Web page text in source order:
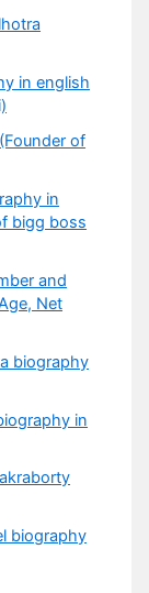
in english
of
in
bigg boss
and
Net
biography
in
biography